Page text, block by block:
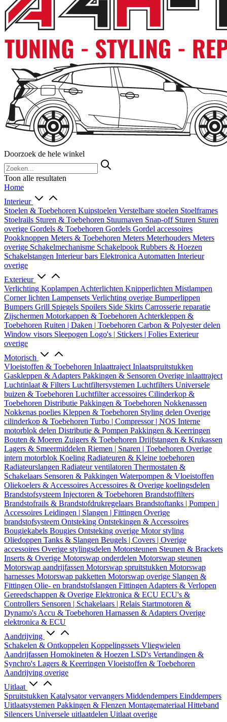
Doorzoek de hele winkel
Toon alle resultaten
Home
Interieur
Stoelen & Toebehoren Kuipstoelen Verstelbare stoelen Stoelframes
Stoelrails Sturen & Toebehoren Stuurnaven Snap-off Sturen Sturen
overige Gordels & Toebehoren Gordels Gordel accessoires
Pookknoppen Meters & Toebehoren Meters Meterhouders Meters
overige Schakelmechanisme Schakelpook Rubbers & Hoezen
Schakelstangen Interieur bars Elektronica Automatten Interieur
overige
Exterieur
Verlichting Koplampen Achterlichten Knipperlichten Mistlampen
Corner lichten Lampensets Verlichting overige Bumperlippen
Bumpers Grill Spiegels Spoilers Side Skirts Carrosserie reparatie
Zijschermen Motorkappen & Toebehoren Achterkleppen &
Toebehoren Ruiten | Daken | Toebehoren Carbon & Polyester delen
Window visors Sleepogen Logo's | Stickers | Folies Exterieur
overige
Motorisch
Vloeistoffen & Toebehoren Inlaattraject Inlaatspruitstukken
Gaskleppen & Adapters Pakkingen & Sensoren Overige inlaattraject
Luchtinlaat & Filters Luchtfiltersystemen Luchtfilters Universele
buizen & Toebehoren Luchtfilter accessoires Cilinderkop &
Toebehoren Distributie Pakkingen & Toebehoren Nokkenassen
Nokkenas poelies Kleppen & Toebehoren Styling delen Overige
cilinderkop & Toebehoren Turbo | Compressor | NOS Interne
motorblok delen Distributie & Pompen Pakkingen & Keerringen
Bouten & Moeren Zuigers & Toebehoren Drijfstangen & Krukassen
Lagers & Smeermiddelen Riemen | Snaren | Toebehoren Overige
intern motorblok Koeling Radiateuren & Kleine toebehoren
Radiateurslangen Radiateur ventilatoren Thermostaten &
Schakelaars Sensoren & Pakkingen Waterpompen & Vloeistoffen
Oliekoelers & Accessoires Accessoires & Overige koelingsdelen
Brandstofsysteem Injectoren & Toebehoren Brandstoffilters
Brandstofrails & Brandstofdrukregelaars Brandstoftanks | Pompen |
Accessoires Leidingen | Slangen | Fittingen Overige
brandstofsysteem Ontsteking Ontstekingen & Accessoires
Bougiekabels Bougies Ontsteking overige Motor styling
Oliedoppen Tanks & Slangen Beugels | Covers | Overige
accessoires Overige stylingsdelen Motorsteunen Steunen & Brackets
Inserts & Overige Motorswap onderdelen Motorswap steunen
Motorswap aandrijfassen Motorswap spruitstukken Motorswap
harnesses Motorswap pakketten Motorswap overige Slangen &
Fittingen Olie- en brandstofslangen Fittingen Adapters & Verlopen
Gereedschappen & Overige Elektronica & ECU ECU's &
Controllers Sensoren | Schakelaars | Relais Startmotoren &
Dynamo's Accu & Toebehoren Harnassen & Adapters Overige
elektronica & ECU
Aandrijving
Schakelen & Ontkoppelen Koppelingssets Vliegwielen
Aandrijfassen Homokineten & Hoezen LSD's Vertandingen &
Synchro's Lagers & Keerringen Vloeistoffen & Toebehoren
Aandrijving overige
Uitlaat
Spruitstukken Katalysator vervangers Middendempers Einddempers
Uitlaatsystemen Pakkingen & Flenzen Montagemateriaal Hitteband
Silencers Universele uitlaatdelen Uitlaat overige